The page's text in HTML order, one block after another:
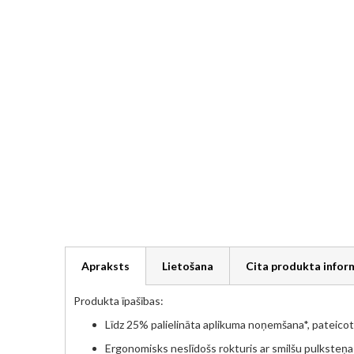
Apraksts Lietošana Cita produkta
Produkta īpašības:
Līdz 25% palielināta aplikuma noņemšana*,
Ergonomisks neslīdošs rokturis ar smilšu